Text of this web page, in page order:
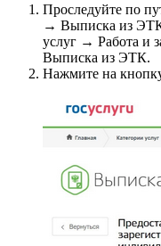
Проследуйте по
→ Выписка из
услуг → Работа и
Выписка из ЭТК.
Нажмите на